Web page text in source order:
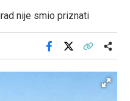
nije smio priznati
Facebook